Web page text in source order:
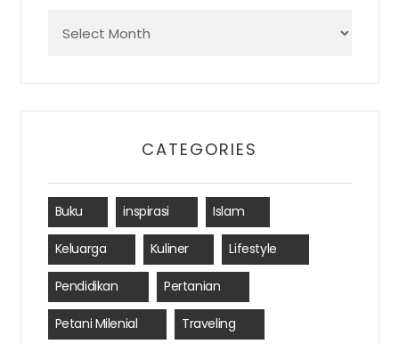
CATEGORIES
Buku inspirasi Islam
Keluarga Kuliner(1) Lifestyle
Pendidikan Pertanian
Petani Milenial Traveling